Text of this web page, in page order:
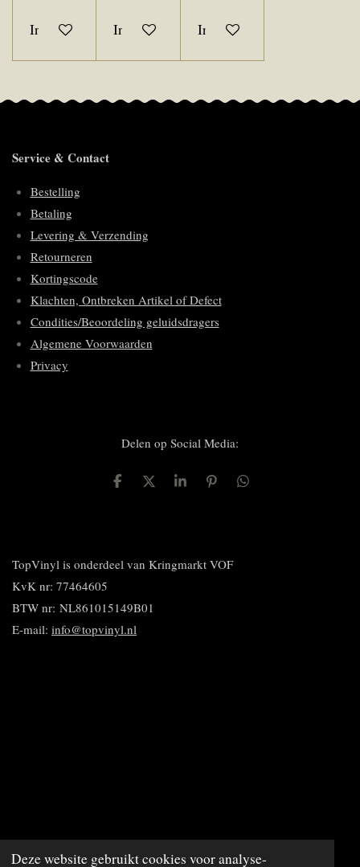
Deze website gebruikt cookies voor analyse-
In winkelwagenIn winkelwagenIn winkelwagen
Service & Contact
Bestelling
Betaling
Levering & Verzending
Retourneren
Kortingscode
Klachten, Ontbreken Artikel of Defect
Condities/Beoordeling geluidsdragers
Algemene Voorwaarden
Privacy
Delen op Social Media:
D
D
S
P
n
D
TopVinyl is onderdeel van Kringmarkt VOF
KvK nr: 77464605
BTW nr: NL861015149B01
E-mail: info@topvinyl.nl
© 2020 - 2023 TopVinyl